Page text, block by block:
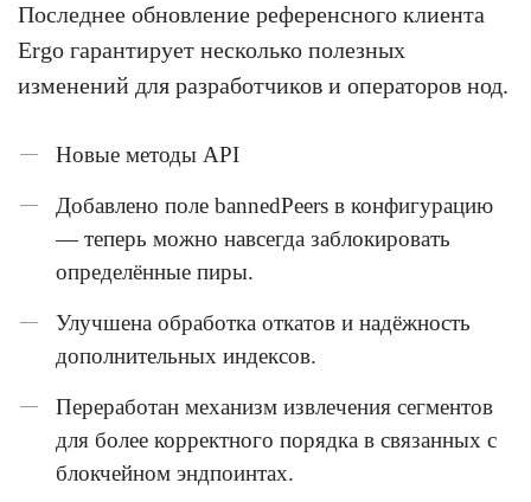
Последнее обновление референсного клиента
Ergo гарантирует несколько полезных
изменений для разработчиков и операторов нод.
Новые методы API
Добавлено поле bannedPeers в конфигурацию
— теперь можно навсегда заблокировать
определённые пиры.
Улучшена обработка откатов и надёжность
дополнительных индексов.
Переработан механизм извлечения сегментов
для более корректного порядка в связанных с
блокчейном эндпоинтах.